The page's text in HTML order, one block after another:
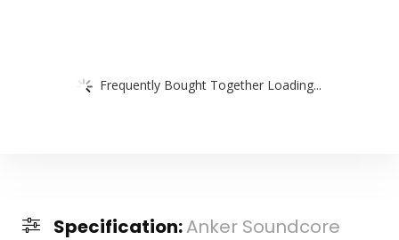
Frequently Bought Together Loading...
Specification:Anker Soundcore